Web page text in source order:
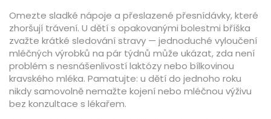
Omezte sladké nápoje a přeslazené přesnídávky, které
zhoršují trávení. U dětí s opakovanými bolestmi bříška
zvažte krátké sledování stravy — jednoduché vyloučení
mléčných výrobků na pár týdnů může ukázat, zda není
problém s nesnášenlivostí laktózy nebo bílkovinou
kravského mléka. Pamatujte: u dětí do jednoho roku
nikdy samovolně nemažte kojení nebo mléčnou výživu
bez konzultace s lékařem.